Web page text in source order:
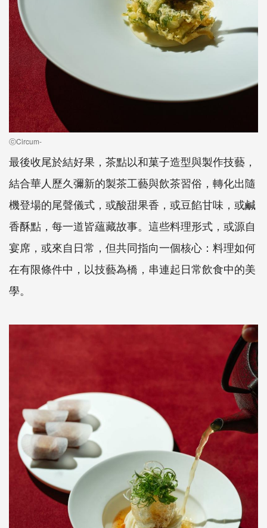
ⓒCircum-
最後收尾於結好果，茶點以和菓子造型與製作技藝，
結合華人歷久彌新的製茶工藝與飲茶習俗，轉化出隨
機登場的尾聲儀式，或酸甜果香，或豆餡甘味，或鹹
香酥點，每一道皆蘊藏故事。這些料理形式，或源自
宴席，或來自日常，但共同指向一個核心：料理如何
在有限條件中，以技藝為橋，串連起日常飲食中的美
學。